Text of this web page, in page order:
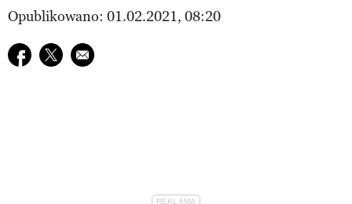
Opublikowano: 01.02.2021, 08:20
Udostępnij na facebook
Udostępnij na twitter
E-mail do przyjaciela